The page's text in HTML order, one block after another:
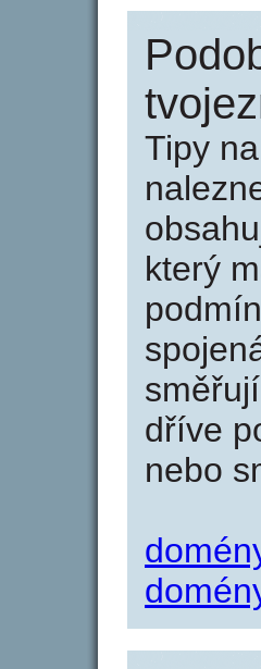
Tipy
který
dříve
nebo